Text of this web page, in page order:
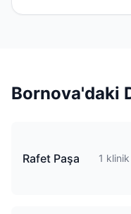
Bornova'daki
Rafet Paşa 1 klinik